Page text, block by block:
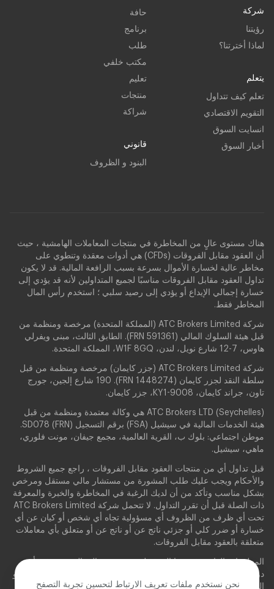
شركة
رؤيتنا
لماذا أخترتنا؟
يتعلم
تعلم كيف تتداول
التقويم الاقتصادي
انسايت السوق
أخبار السوق
حافة
برنامج
طلب
مكتب خلفي
تعليم
منتجات
شراكة
قانوني
البنود و الظروف
هناك مستوى عالٍ من المخاطرة في منتجات المعاملات الهامشية ، حيث
أن العقود مقابل الفروقات (CFDs) هي أدوات معقدة وتنطوي على
مخاطر عالية لخسارة الأموال بسرعة بسبب الرافعة المالية. قد لا يكون
تداول العقود مقابل الفروقات مناسبًا لجميع المتداولين لأنه قد يؤدي إلى
خسارة إجمالي الإيداع أو يؤدي إلى رصيد سلبي ؛ استخدم رأس المال
المخاطر فقط.
شركة ATC Brokers Limited (المملكة المتحدة) مرخصة ومنظمة من
قبل هيئة السلوك المالي (FRN 591361). الطابق الثالث، مبنى ويفرلي
هاوس، 7-12 شارع نويل، لندن، W1F 8GQ، المملكة المتحدة.
شركة ATC Brokers Limited (جزر كايمان) مرخصة ومنظمة من قبل
سلطة النقد لجزر كايمان (FRN 1448274). 190 شارع إلجين، جورج
تاون، جراند كايمان، KY1-9008، جزر كايمان.
ATC Brokers LTD (Seychelles) هي وكالة معتمدة ومنظمة من قبل
هيئة الخدمات المالية في سيشيل (FSA) برقم التسجيل (FRN) SD078.
موطن اجتماعي: بلوك ب، القرية العالمية، مجمع جيفان، مونت فلوري،
ماهي، سيشيل.
قبل تداول أي من منتجات العقود مقابل الفروقات ، راجع جميع الشروط
والأحكام ويجب عليك طلب المشورة من مستشار مالي مستقل ومرخص
بشكل مناسب وتأكد من أن لديك الرغبة في المخاطرة والخبرة والمعرفة
ذات الصلة قبل أن تقرر التداول. لا تتحمل شركة ATC Brokers Limited
تحت أي ظرف من الظروف أي مسؤولية تجاه أي شخص أو كيان عن أي
خسارة أو ضرر كلي أو جزئي ناتج عن أو ناتج عن أو متعلق بأي معاملات
متعلقة بالعقود مقابل الفروقات.
المعلومات الواردة في هذا الموقع ليست موجهة إلى المقيمين في أي
دولة أو ولاية قضائية يكون فيها هذا التوزيع أو الاستخدام مخالفًا للقانون أو
اللوائح المحلية.
نحن نستخدم ملفات تعريف الارتباط لتحسين تجربة التصفح